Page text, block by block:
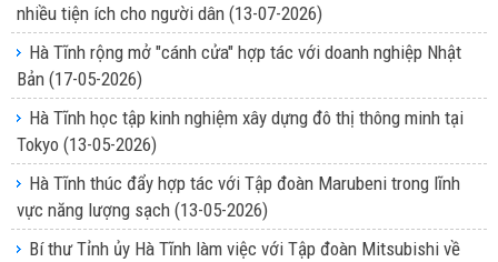
nhiều tiện ích cho người dân (13-07-2026)
Hà Tĩnh rộng mở "cánh cửa" hợp tác với doanh nghiệp Nhật
Bản (17-05-2026)
Hà Tĩnh học tập kinh nghiệm xây dựng đô thị thông minh tại
Tokyo (13-05-2026)
Hà Tĩnh thúc đẩy hợp tác với Tập đoàn Marubeni trong lĩnh
vực năng lượng sạch (13-05-2026)
Bí thư Tỉnh ủy Hà Tĩnh làm việc với Tập đoàn Mitsubishi về